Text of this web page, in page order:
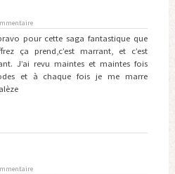
pour cette saga fantastique que
ça prend,c’est marrant, et c’est
J’ai revu maintes et maintes fois
et à chaque fois je me marre